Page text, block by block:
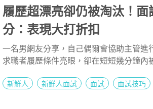
履歷超漂亮卻仍被淘汰！面
分：表現大打折扣
一名男網友分享，自己偶爾會協助主管進
求職者履歷條件亮眼，卻在短短幾分鐘內
職場時，同樣曾因不經意的用語，讓自身
新鮮人 新鮮人面試 面試 面試技巧